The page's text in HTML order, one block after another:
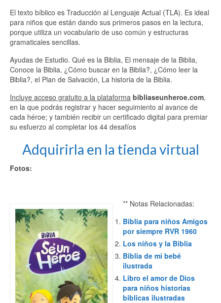
El texto bíblico es Traducción al Lenguaje Actual (TLA). Es ideal
para niños que están dando sus primeros pasos en la lectura,
porque utiliza un vocabulario de uso común y estructuras
gramaticales sencillas.
Ayudas de Estudio. Qué es la Biblia, El mensaje de la Biblia,
Conoce la Biblia, ¿Cómo buscar en la Biblia?, ¿Cómo leer la
Biblia?, el Plan de Salvación, La historia de la Biblia.
Incluye acceso gratuito a la plataforma bibliaseunheroe.com,
en la que podrás registrar y hacer seguimiento al avance de
cada héroe; y también recibir un certificado digital para premiar
su esfuerzo al completar los 44 desafíos
Adquirirla en la tienda virtual
Fotos:
** Notas Relacionadas:
Biblia para niños Amigos
por siempre RVR 1960
Los niños y la Biblia
Biblia de mi bebé
ilustrada
Libro el amor de Dios
para niños historias
biblicas ilustradas